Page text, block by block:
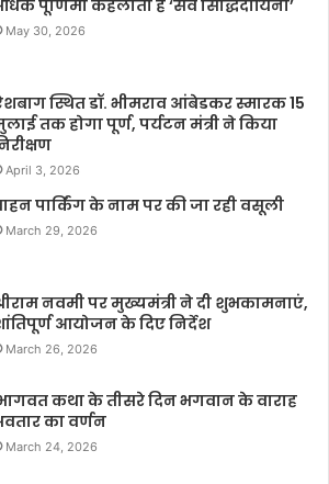
पूर्णिमा कहलाती है ‘सर्व सिद्धिदायिनी’
May 30, 2026
स्थित डॉ. भीमराव आंबेडकर स्मारक 15
तक होगा पूर्ण, पर्यटन मंत्री ने किया
April 3, 2026
पार्किंग के नाम पर की जा रही वसूली
March 29, 2026
नवमी पर मुख्यमंत्री ने दी शुभकामनाएं,
आयोजन के दिए निर्देश
March 26, 2026
कथा के तीसरे दिन भगवान के वाराह
का वर्णन
March 24, 2026